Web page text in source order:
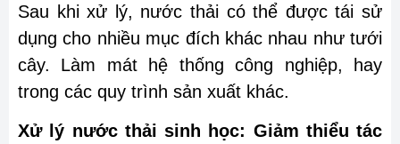
Sau khi xử lý, nước thải có thể được tái sử
dụng cho nhiều mục đích khác nhau như tưới
cây. Làm mát hệ thống công nghiệp, hay
trong các quy trình sản xuất khác.
Xử lý nước thải sinh học: Giảm thiểu tác